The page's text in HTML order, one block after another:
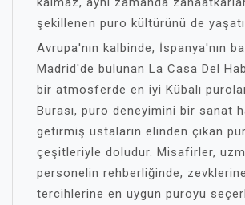
şekillenen puro kültürünü de
Avrupa'nın kalbinde, İspanya'nın
Madrid'de bulunan La Casa Del
bir atmosferde en iyi Kübalı
Burası, puro deneyimini bir sanat
getirmiş ustaların elinden çıkan
çeşitleriyle doludur. Misafirler,
personelin rehberliğinde,
tercihlerine en uygun puroyu